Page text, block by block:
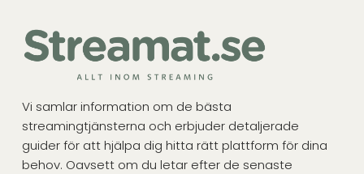
Vi samlar information om de bästa
streamingtjänsterna och erbjuder detaljerade
guider för att hjälpa dig hitta rätt plattform för dina
behov. Oavsett om du letar efter de senaste